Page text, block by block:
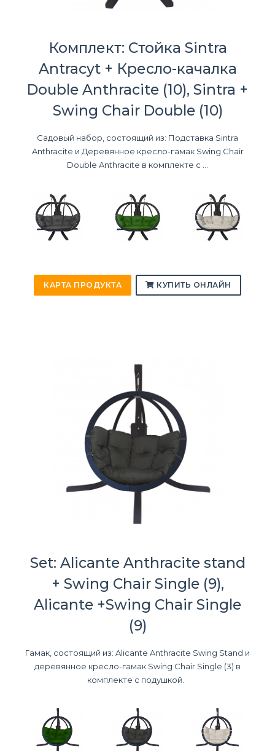
Комплект: Стойка Sintra
Antracyt + Кресло-качалка
Double Anthracite (10), Sintra +
Swing Chair Double (10)
Садовый набор, состоящий из: Подставка Sintra
Anthracite и Деревянное кресло-гамак Swing Chair
Double Anthracite в комплекте с ...
КАРТА ПРОДУКТА КУПИТЬ ОНЛАЙН
Set: Alicante Anthracite stand
+ Swing Chair Single (9),
Alicante +Swing Chair Single
(9)
Гамак, состоящий из: Alicante Anthracite Swing Stand и
деревянное кресло-гамак Swing Chair Single (3) в
комплекте с подушкой.